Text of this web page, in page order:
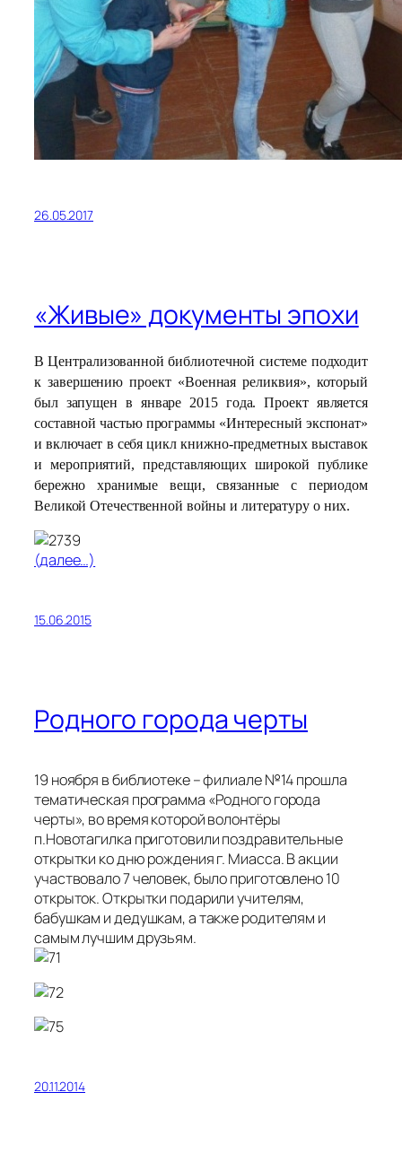
26.05.2017
«Живые» документы эпохи
В Централизованной библиотечной системе подходит
к завершению проект «Военная реликвия», который
был запущен в январе 2015 года. Проект является
составной частью программы «Интересный экспонат»
и включает в себя цикл книжно-предметных выставок
и мероприятий, представляющих широкой публике
бережно хранимые вещи, связанные с периодом
Великой Отечественной войны и литературу о них.
(далее…)
15.06.2015
Родного города черты
19 ноября в библиотеке – филиале №14 прошла
тематическая программа «Родного города
черты», во время которой волонтёры
п.Новотагилка приготовили поздравительные
открытки ко дню рождения г. Миасса. В акции
участвовало 7 человек, было приготовлено 10
открыток. Открытки подарили учителям,
бабушкам и дедушкам, а также родителям и
самым лучшим друзьям.
20.11.2014